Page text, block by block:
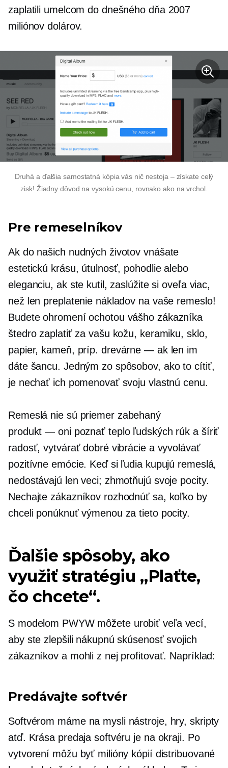
zaplatili umelcom do dnešného dňa 2007
miliónov dolárov.
Druhá a ďalšia samostatná kópia vás nič nestoja – získate celý
zisk! Žiadny dôvod na vysokú cenu, rovnako ako na vrchol.
Pre remeselníkov
Ak do našich nudných životov vnášate
estetickú krásu, útulnosť, pohodlie alebo
eleganciu, ak ste kutil, zaslúžite si oveľa viac,
než len preplatenie nákladov na vaše remeslo!
Budete ohromení ochotou vášho zákazníka
štedro zaplatiť za vašu kožu, keramiku, sklo,
papier, kameň, príp. drevárne — aklen im
dáte šancu. Jedným zo spôsobov, ako to cítiť,
je nechať ich pomenovať svoju vlastnú cenu.
Remeslá nie sú priemer zabehaný
produkt — onipoznať teplo ľudských rúk a šíriť
radosť, vytvárať dobré vibrácie a vyvolávať
pozitívne emócie. Keď si ľudia kupujú remeslá,
nedostávajú len veci; zhmotňujú svoje pocity.
Nechajte zákazníkov rozhodnúť sa, koľko by
chceli ponúknuť výmenou za tieto pocity.
Ďalšie spôsoby, ako
využiť stratégiu „Plaťte,
čo chcete“.
S modelom PWYW môžete urobiť veľa vecí,
aby ste zlepšili nákupnú skúsenosť svojich
zákazníkov a mohli z nej profitovať. Napríklad:
Predávajte softvér
Softvérom máme na mysli nástroje, hry, skripty
atď. Krása predaja softvéru je na okraji. Po
vytvorení môžu byť milióny kópií distribuované